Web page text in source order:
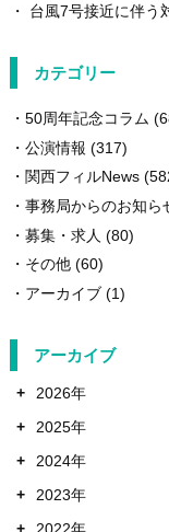
台風7号接近に伴う
カテゴリー
50周年記念コラム
公演情報 (317)
関西フィルNews
事務局からのお知ら
募集・求人 (80)
その他(60)
アーカイブ(1)
アーカイブ
+
2026年
+
2025年
+
2024年
+
2023年
+
2022年